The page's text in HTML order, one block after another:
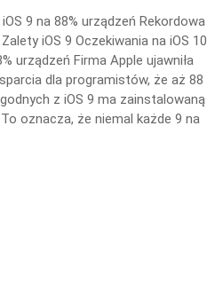
9 na 88% urządzeń Rekordowa
iOS 9 Oczekiwania na iOS 10
urządzeń Firma Apple ujawniła
dla programistów, że aż 88
z iOS 9 ma zainstalowaną
oznacza, że niemal każde 9 na